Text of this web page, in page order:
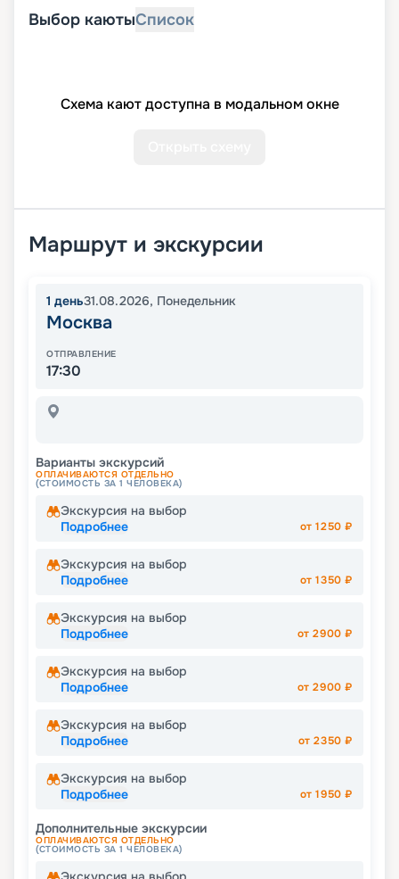
Выбор каютыСписок
Схема кают доступна в модальном окне
Маршрут и экскурсии
1 день31.08.2026, Понедельник
Москва
ОТПРАВЛЕНИЕ
17:30
Варианты экскурсий
ОПЛАЧИВАЮТСЯ ОТДЕЛЬНО
(СТОИМОСТЬ ЗА 1 ЧЕЛОВЕКА)
Экскурсия на выбор
Подробнее
от1250 ₽
Экскурсия на выбор
Подробнее
от1350 ₽
Экскурсия на выбор
Подробнее
от2900 ₽
Экскурсия на выбор
Подробнее
от2900 ₽
Экскурсия на выбор
Подробнее
от2350 ₽
Экскурсия на выбор
Подробнее
от1950 ₽
Дополнительные экскурсии
ОПЛАЧИВАЮТСЯ ОТДЕЛЬНО
(СТОИМОСТЬ ЗА 1 ЧЕЛОВЕКА)